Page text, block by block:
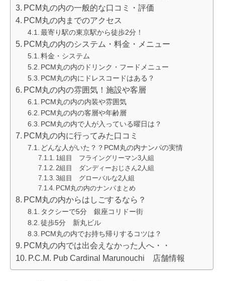
PCM丸の内の一般的な口コミ・評価
PCM丸の内までのアクセス
最寄り駅の東京駅から徒歩2分！
PCM丸の内のシステム・料金・メニュー
料金・システム
PCM丸の内のドリンク・フードメニュー
PCM丸の内にドレスコードはある？
PCM丸の内の雰囲気！施設や客層
PCM丸の内の内装や雰囲気
PCM丸の内の客層や年齢層
PCM丸の内で人が入っている曜日は？
PCM丸の内に行ってみた口コミ
どんな人がいた？？PCM丸の内ナンパの実情
1組目 フライングリーマン3人組
2組目 ダンディーおじさん2人組
3組目 グローバルな2人組
PCM丸の内のナンパまとめ
PCM丸の内からはしごするなら？
タクシーで5分 銀座コリドー街
徒歩5分 新丸ビル
PCM丸の内でお持ち帰りするコツは？
PCM丸の内では出会えなかった人へ・・
P.C.M. Pub Cardinal Marunouchi 店舗情報